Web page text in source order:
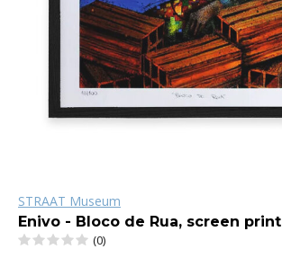
STRAAT Museum
Enivo - Bloco de Rua, screen print
(0)